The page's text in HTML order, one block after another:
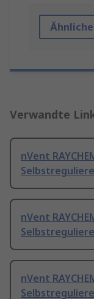
Verwandte
nVent
nVent
nVent